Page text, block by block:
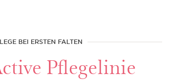
BEI ERSTEN FALTEN
Pflegelinie